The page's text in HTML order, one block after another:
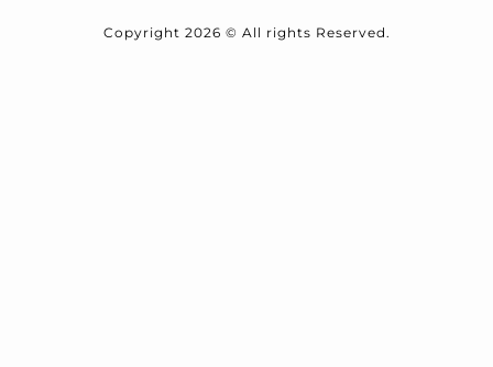
Copyright 2026 © All rights Reserved.